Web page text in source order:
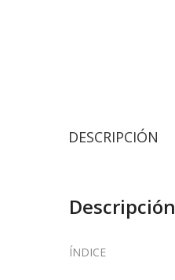
DESCRIPCIÓN
Descripción
ÍNDICE